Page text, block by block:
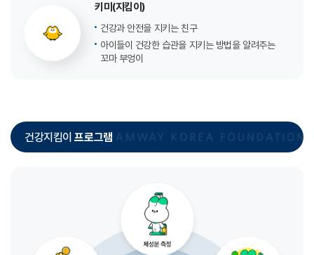
키미(지킴이)
건강과 안전을 지키는 친구
아이들이 건강한 습관을 지키는 방법을 알려주는
꼬마 부엉이
건강지킴이프로그램